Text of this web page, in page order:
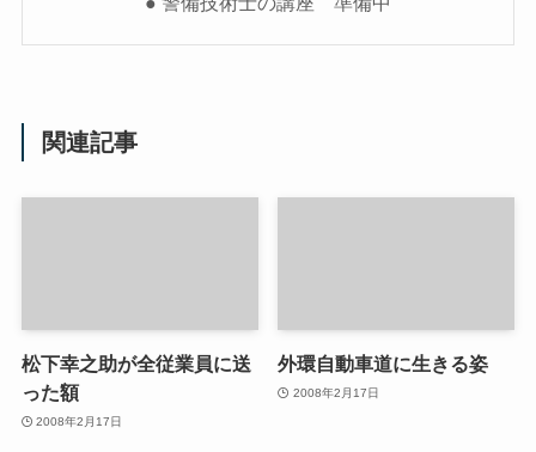
関連記事
松下幸之助が全従業員に送
った額
2008年2月17日
外環自動車道に生きる姿
2008年2月17日